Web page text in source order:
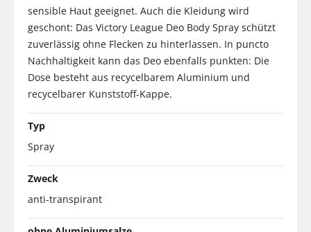
sensible Haut geeignet. Auch die Kleidung wird
geschont: Das Victory League Deo Body Spray schützt
zuverlässig ohne Flecken zu hinterlassen. In puncto
Nachhaltigkeit kann das Deo ebenfalls punkten: Die
Dose besteht aus recycelbarem Aluminium und
recycelbarer Kunststoff-Kappe.
Typ
Spray
Zweck
anti-transpirant